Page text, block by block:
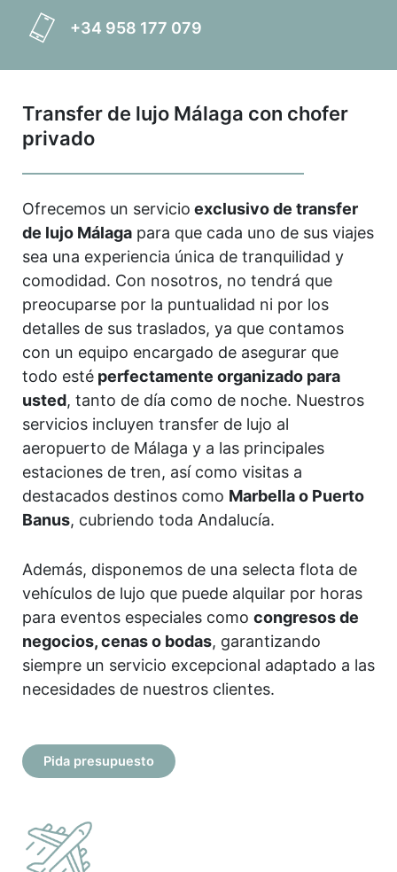
+34 958 177 079
Transfer de lujo Málaga con chofer
privado
Ofrecemos un servicio exclusivo de transfer
de lujo Málaga para que cada uno de sus viajes
sea una experiencia única de tranquilidad y
comodidad. Con nosotros, no tendrá que
preocuparse por la puntualidad ni por los
detalles de sus traslados, ya que contamos
con un equipo encargado de asegurar que
todo esté perfectamente organizado para
usted, tanto de día como de noche. Nuestros
servicios incluyen transfer de lujo al
aeropuerto de Málaga y a las principales
estaciones de tren, así como visitas a
destacados destinos como Marbella o Puerto
Banus, cubriendo toda Andalucía.
Además, disponemos de una selecta flota de
vehículos de lujo que puede alquilar por horas
para eventos especiales como congresos de
negocios, cenas o bodas, garantizando
siempre un servicio excepcional adaptado a las
necesidades de nuestros clientes.
Pida presupuesto